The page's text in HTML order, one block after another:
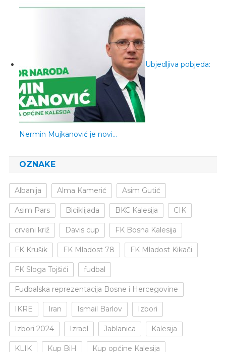
Ubjedljiva pobjeda:
Nermin Mujkanović je novi…
OZNAKE
Albanija Alma Kamerić Asim Gutić
Asim Pars Biciklijada BKC Kalesija CIK
crveni križ Davis cup FK Bosna Kalesija
FK Krušik FK Mladost 78 FK Mladost Kikači
FK Sloga Tojšići fudbal
Fudbalska reprezentacija Bosne i Hercegovine
IKRE Iran Ismail Barlov Izbori
Izbori 2024 Izrael Jablanica Kalesija
KLIK Kup BiH Kup općine Kalesija